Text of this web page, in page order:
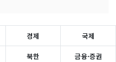
경제 국제
북한 금융·증권